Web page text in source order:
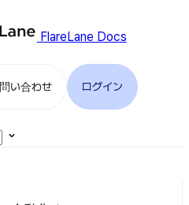
FlareLane Docs
い合わせ ログイン